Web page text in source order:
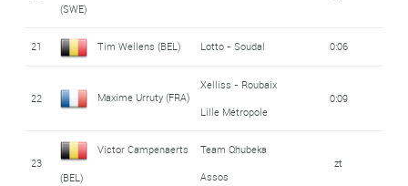
(SWE)
21 Tim Wellens (BEL) Lotto - Soudal 0:06
22 Maxime Urruty (FRA)
Xelliss - Roubaix
Lille Métropole
0:09
23
Victor Campenaerts
(BEL)
Team Qhubeka
Assos
zt